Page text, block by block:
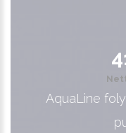
AquaLine